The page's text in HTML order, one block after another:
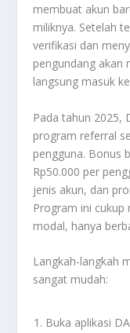
membuat akun
miliknya. Setelah
verifikasi dan
pengundang akan
langsung masuk
Pada tahun 2025,
program referral
pengguna. Bonus
Rp50.000 per
jenis akun, dan
Program ini
modal, hanya
Langkah-langkah
sangat mudah:
Buka aplikasi